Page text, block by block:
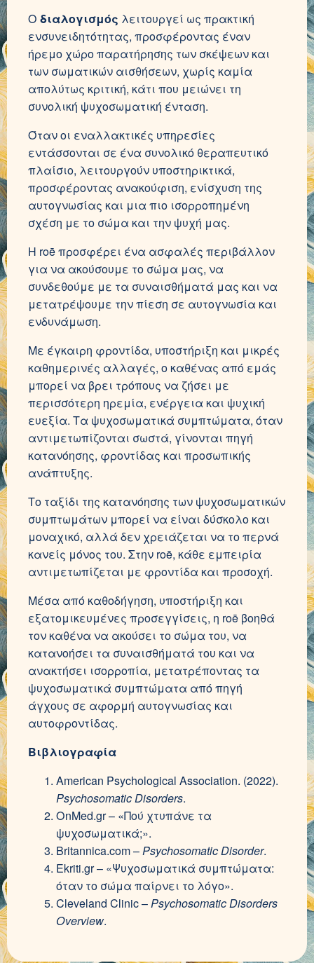
Ο διαλογισμός λειτουργεί ως πρακτική
ενσυνειδητότητας, προσφέροντας έναν
ήρεμο χώρο παρατήρησης των σκέψεων και
των σωματικών αισθήσεων, χωρίς καμία
απολύτως κριτική, κάτι που μειώνει τη
συνολική ψυχοσωματική ένταση.
Όταν οι εναλλακτικές υπηρεσίες
εντάσσονται σε ένα συνολικό θεραπευτικό
πλαίσιο, λειτουργούν υποστηρικτικά,
προσφέροντας ανακούφιση, ενίσχυση της
αυτογνωσίας και μια πιο ισορροπημένη
σχέση με το σώμα και την ψυχή μας.
Η roē προσφέρει ένα ασφαλές περιβάλλον
για να ακούσουμε το σώμα μας, να
συνδεθούμε με τα συναισθήματά μας και να
μετατρέψουμε την πίεση σε αυτογνωσία και
ενδυνάμωση.
Με έγκαιρη φροντίδα, υποστήριξη και μικρές
καθημερινές αλλαγές, ο καθένας από εμάς
μπορεί να βρει τρόπους να ζήσει με
περισσότερη ηρεμία, ενέργεια και ψυχική
ευεξία. Τα ψυχοσωματικά συμπτώματα, όταν
αντιμετωπίζονται σωστά, γίνονται πηγή
κατανόησης, φροντίδας και προσωπικής
ανάπτυξης.
Το ταξίδι της κατανόησης των ψυχοσωματικών
συμπτωμάτων μπορεί να είναι δύσκολο και
μοναχικό, αλλά δεν χρειάζεται να το περνά
κανείς μόνος του. Στην roē, κάθε εμπειρία
αντιμετωπίζεται με φροντίδα και προσοχή.
Μέσα από καθοδήγηση, υποστήριξη και
εξατομικευμένες προσεγγίσεις, η roē βοηθά
τον καθένα να ακούσει το σώμα του, να
κατανοήσει τα συναισθήματά του και να
ανακτήσει ισορροπία, μετατρέποντας τα
ψυχοσωματικά συμπτώματα από πηγή
άγχους σε αφορμή αυτογνωσίας και
αυτοφροντίδας.
Βιβλιογραφία
American Psychological Association. (2022).
Psychosomatic Disorders.
OnMed.gr – «Πού χτυπάνε τα
ψυχοσωματικά;».
Britannica.com –Psychosomatic Disorder.
Ekriti.gr – «Ψυχοσωματικά συμπτώματα:
όταν το σώμα παίρνει το λόγο».
Cleveland Clinic –Psychosomatic Disorders
Overview.